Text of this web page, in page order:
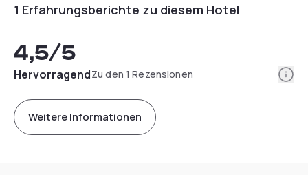
1 Erfahrungsberichte zu diesem Hotel
4,5/5
HervorragendZu den 1 Rezensionen
Weitere Informationen